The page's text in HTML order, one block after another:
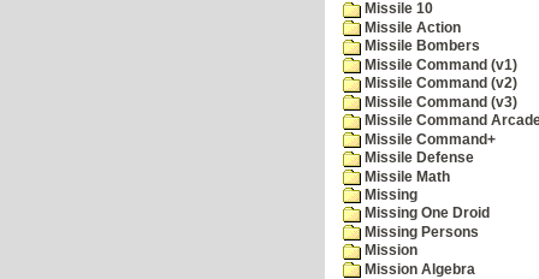
Missile 10
Missile Action
Missile Bombers
Missile Command (v1)
Missile Command (v2)
Missile Command (v3)
Missile Command
Missile Command+
Missile Defense
Missile Math
Missing
Missing One Droid
Missing Persons
Mission
Mission Algebra